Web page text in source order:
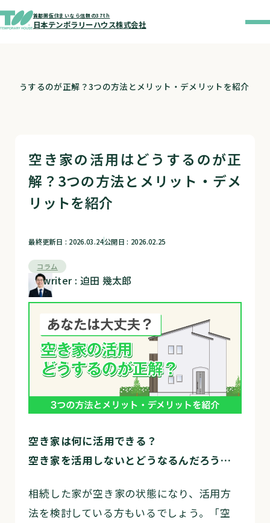
首都圏仮住まいなら信頼の37th
日本テンポラリーハウス株式会社
どうするのが正解？3つの方法とメリット・デメリットを紹介
空き家の活用はどうするのが正
解？3つの方法とメリット・デメ
リットを紹介
最終更新日 : 2026.03.24公開日 : 2026.02.25
コラム
writer : 迫田 幾太郎
空き家は何に活用できる？
空き家を活用しないとどうなるんだろう…
相続した家が空き家の状態になり、活用方
法を検討している方もいるでしょう。「空